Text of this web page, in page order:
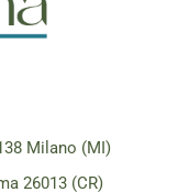
Milano (MI)
26013 (CR)